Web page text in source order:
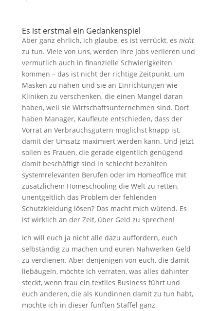
Es ist erstmal ein Gedankenspiel
Aber ganz ehrlich, ich glaube, es ist verrückt, es nicht
zu tun. Viele von uns, werden ihre Jobs verlieren und
vermutlich auch in finanzielle Schwierigkeiten
kommen – das ist nicht der richtige Zeitpunkt, um
Masken zu nähen und sie an Einrichtungen wie
Kliniken zu verschenken, die einen Mangel daran
haben, weil sie Wirtschaftsunternehmen sind. Dort
haben Manager, Kaufleute entschieden, dass der
Vorrat an Verbrauchsgütern möglichst knapp ist,
damit der Umsatz maximiert werden kann. Und jetzt
sollen es Frauen, die gerade eigentlich genügend
damit beschäftigt sind in schlecht bezahlten
systemrelevanten Berufen oder im Homeoffice mit
zusätzlichem Homeschooling die Welt zu retten,
unentgeltlich das Problem der fehlenden
Schutzkleidung lösen? Das macht mich wütend. Es
ist wirklich an der Zeit, über Geld zu sprechen!
Ich will euch ja nicht alle dazu auffordern, euch
selbständig zu machen und euren Nähwerken Geld
zu verdienen. Aber denjenigen von euch, die damit
liebäugeln, möchte ich verraten, was alles dahinter
steckt, wenn frau ein textiles Business führt und
euch anderen, die als Kundinnen damit zu tun habt,
möchte ich in dieser fünften Staffel ganz